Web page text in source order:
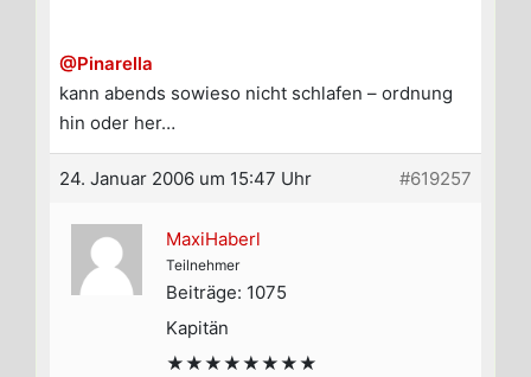
@Pinarella
kann abends sowieso nicht schlafen – ordnung
hin oder her…
24. Januar 2006 um 15:47 Uhr #619257
MaxiHaberl
Teilnehmer
Beiträge: 1075
Kapitän
★★★★★★★★